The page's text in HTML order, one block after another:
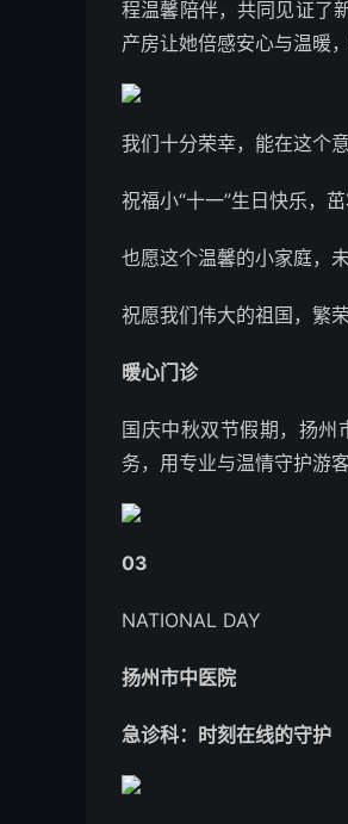
程温馨陪伴，共同见证了
产房让她倍感安心与温暖
我们十分荣幸，能在这个
祝福小“十一”生日快乐，茁
也愿这个温馨的小家庭，
祝愿我们伟大的祖国，繁
暖心门诊
国庆中秋双节假期，扬
务，用专业与温情守护游
03
NATIONAL DAY
扬州市中医院
急诊科：时刻在线的守护